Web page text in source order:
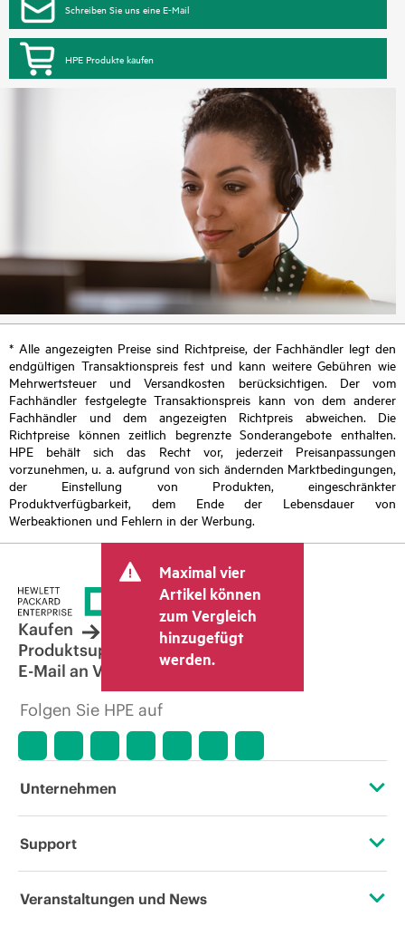
Schreiben Sie uns eine E-Mail
HPE Produkte kaufen
* Alle angezeigten Preise sind Richtpreise, der Fachhändler legt den
endgültigen Transaktionspreis fest und kann weitere Gebühren wie
Mehrwertsteuer und Versandkosten berücksichtigen. Der vom
Fachhändler festgelegte Transaktionspreis kann von dem anderer
Fachhändler und dem angezeigten Richtpreis abweichen. Die
Richtpreise können zeitlich begrenzte Sonderangebote enthalten.
HPE behält sich das Recht vor, jederzeit Preisanpassungen
vorzunehmen, u. a. aufgrund von sich ändernden Marktbedingungen,
der Einstellung von Produkten, eingeschränkter
Produktverfügbarkeit, dem Ende der Lebensdauer von
Werbeaktionen und Fehlern in der Werbung.
Maximal vier
Artikel können
zum Vergleich
hinzugefügt
werden.
Kaufen
Produktsupport
E-Mail an Vertrieb
Folgen Sie HPE auf
Unternehmen
Über HPE
Support
Operational Support Services
Veranstaltungen und News